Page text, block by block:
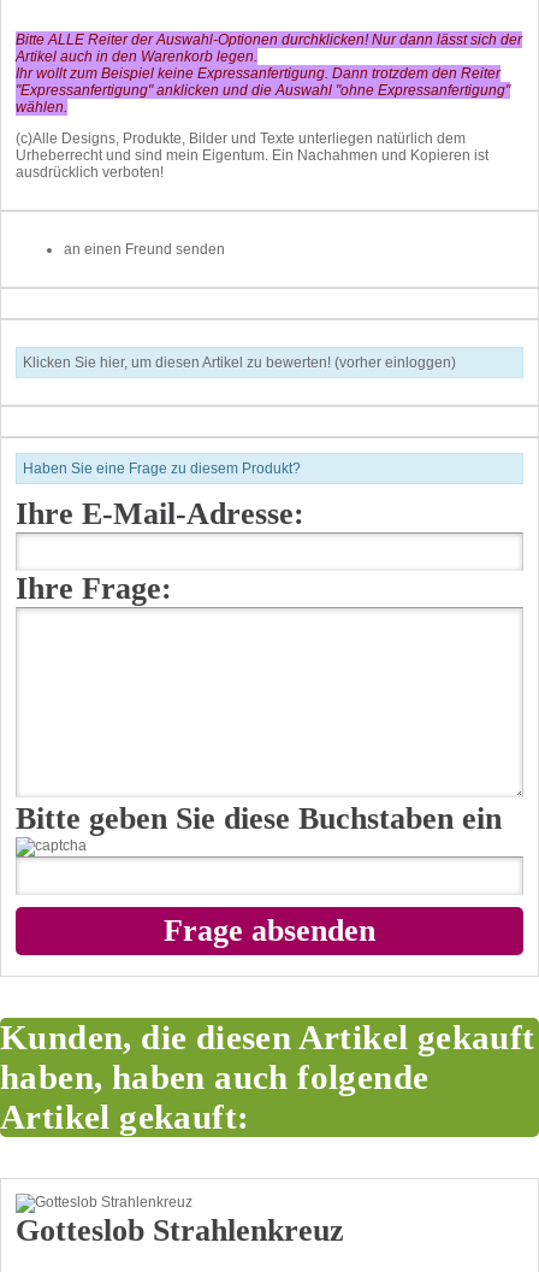
Bitte ALLE Reiter der Auswahl-Optionen durchklicken! Nur dann lässt sich der
Artikel auch in den Warenkorb legen.
Ihr wollt zum Beispiel keine Expressanfertigung. Dann trotzdem den Reiter
"Expressanfertigung" anklicken und die Auswahl "ohne Expressanfertigung"
wählen.
(c)Alle Designs, Produkte, Bilder und Texte unterliegen natürlich dem
Urheberrecht und sind mein Eigentum. Ein Nachahmen und Kopieren ist
ausdrücklich verboten!
an einen Freund senden
Klicken Sie hier, um diesen Artikel zu bewerten! (vorher einloggen)
Haben Sie eine Frage zu diesem Produkt?
Ihre E-Mail-Adresse:
Ihre Frage:
Bitte geben Sie diese Buchstaben ein
Kunden, die diesen Artikel gekauft
haben, haben auch folgende
Artikel gekauft:
Gotteslob Strahlenkreuz